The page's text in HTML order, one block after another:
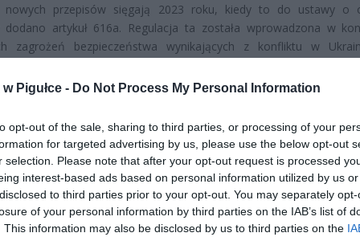
Pigułce - Do Not Process My Personal Information
opt-out of the sale, sharing to third parties, or processing of your
for targeted advertising by us, please use the below opt-out
selection. Please note that after your opt-out request is processed
interest-based ads based on personal information utilized by us
to third parties prior to your opt-out. You may separately
of your personal information by third parties on the IAB’s list of
This information may also be disclosed by us to third parties on the
nowych przepisów sięgają 2023 roku, kiedy to do ustawy o
dodano artykuł 616a. Regulacja ta została wprowadzona w
zagrożeń bezpieczeństwa wynikających z konfliktu w
próby monitorowania kluczowej infrastruktury w Polsce, w
kamery na trasach kolejowych, które miały za zadanie śledzić
ale przede wszystkim konkretne transporty
ich występowania. Ta aktywność obcych służb była
powodów stojących za wprowadzeniem nowych obostrzeń.